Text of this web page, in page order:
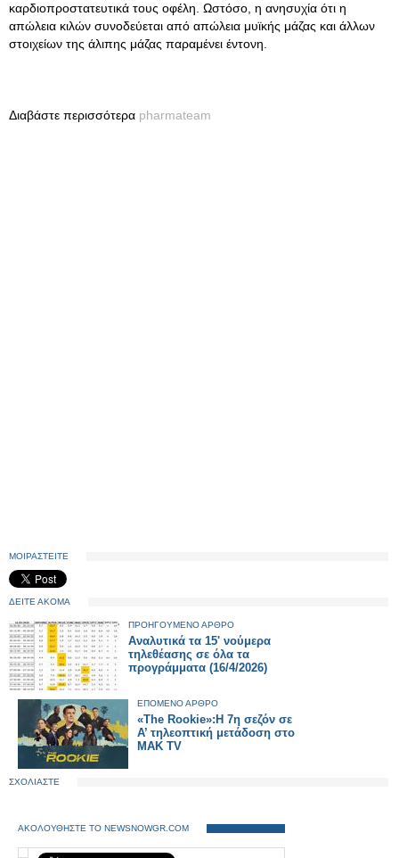
καρδιοπροστατευτικά τους οφέλη. Ωστόσο, η ανησυχία ότι η
απώλεια κιλών συνοδεύεται από απώλεια μυϊκής μάζας και άλλων
στοιχείων της άλιπης μάζας παραμένει έντονη.
Διαβάστε περισσότερα pharmateam
ΜΟΙΡΑΣΤΕΙΤΕ
ΔΕΙΤΕ ΑΚΟΜΑ
ΠΡΟΗΓΟΥΜΕΝΟ ΑΡΘΡΟ
Αναλυτικά τα 15' νούμερα
τηλεθέασης σε όλα τα
προγράμματα (16/4/2026)
ΕΠΟΜΕΝΟ ΑΡΘΡΟ
«The Rookie»:Η 7η σεζόν σε
Α’ τηλεοπτική μετάδοση στο
ΜΑΚ TV
ΣΧΟΛΙΑΣΤΕ
ΑΚΟΛΟΥΘΗΣΤΕ ΤΟ NEWSNOWGR.COM